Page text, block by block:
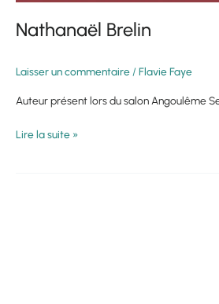
Nathanaël Brelin
Laisser un commentaire / Flavie Faye
Auteur présent lors du salon Angoulême
Lire la suite »